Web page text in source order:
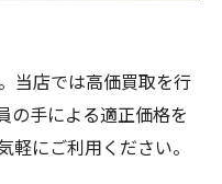
当店では高価買取を行
の手による適正価格を
軽にご利用ください。